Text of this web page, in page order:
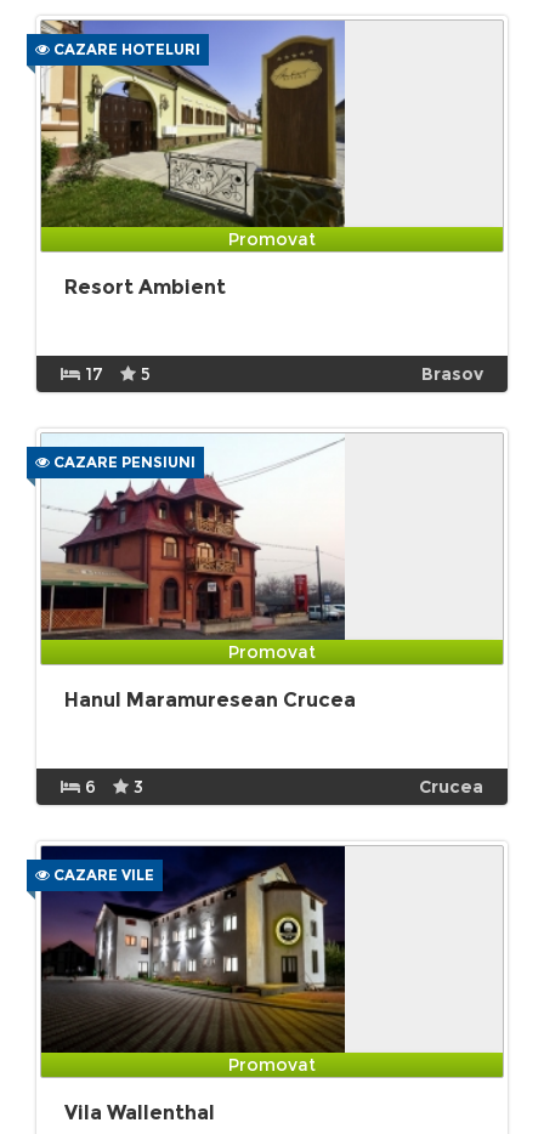
CAZARE HOTELURI
Promovat
Resort Ambient
17 5 Brasov
CAZARE PENSIUNI
Promovat
Hanul Maramuresean Crucea
6 3 Crucea
CAZARE VILE
Promovat
Vila Wallenthal